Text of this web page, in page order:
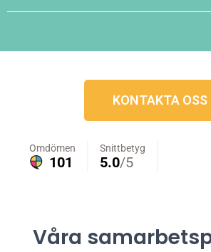
KONTAKTA OSS
Våra